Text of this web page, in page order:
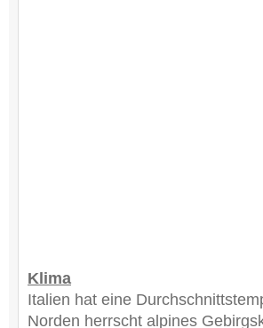
Klima
Italien hat eine
Norden herrscht alpines